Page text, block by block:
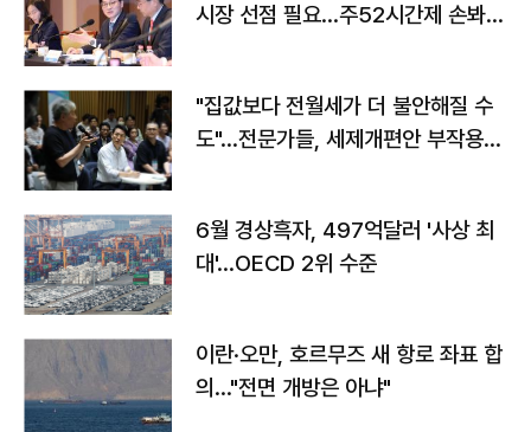
시장 선점 필요…주52시간제 손봐
"집값보다 전월세가 더 불안해질 수
도"…전문가들, 세제개편안 부작용
6월 경상흑자, 497억달러 '사상 최
대'…OECD 2위 수준
이란·오만, 호르무즈 새 항로 좌표 합
의…"전면 개방은 아냐"